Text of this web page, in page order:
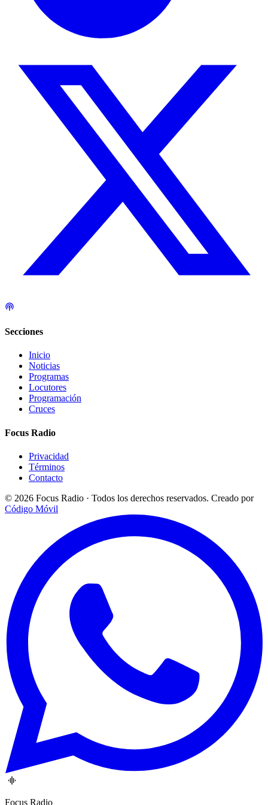
Secciones
Inicio
Noticias
Programas
Locutores
Programación
Cruces
Focus Radio
Privacidad
Términos
Contacto
© 2026 Focus Radio · Todos los derechos reservados. Creado por
Código Móvil
Focus Radio